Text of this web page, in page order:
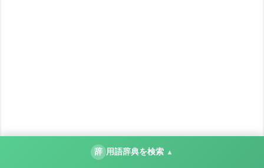
辞 用語辞典を検索 ▲